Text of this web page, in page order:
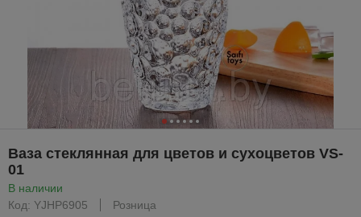
Ваза стеклянная для цветов и сухоцветов VS-
01
В наличии
Код: YJHP6905
Розница